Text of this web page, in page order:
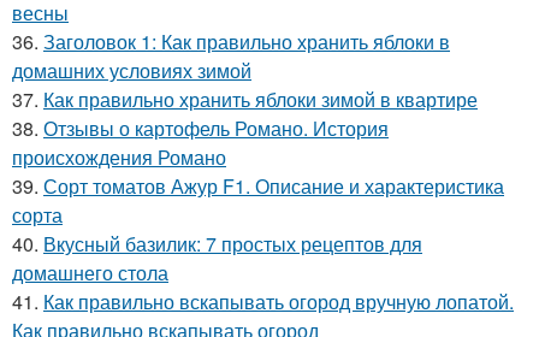
весны
36. Заголовок 1: Как правильно хранить яблоки в
домашних условиях зимой
37. Как правильно хранить яблоки зимой в квартире
38. Отзывы о картофель Романо. История
происхождения Романо
39. Сорт томатов Ажур F1. Описание и характеристика
сорта
40. Вкусный базилик: 7 простых рецептов для
домашнего стола
41. Как правильно вскапывать огород вручную лопатой.
Как правильно вскапывать огород